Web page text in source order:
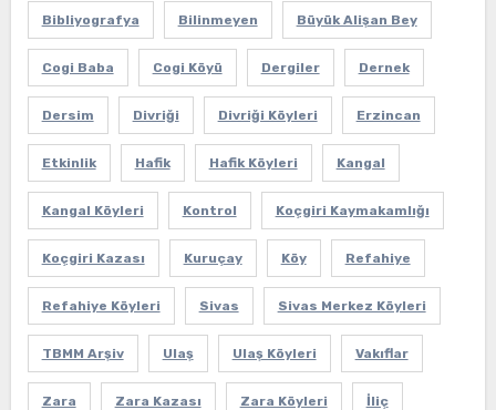
Bibliyografya Bilinmeyen Büyük Alişan Bey
Cogi Baba Cogi Köyü Dergiler Dernek
Dersim Divriği Divriği Köyleri Erzincan
Etkinlik Hafik Hafik Köyleri Kangal
Kangal Köyleri Kontrol Koçgiri Kaymakamlığı
Koçgiri Kazası Kuruçay Köy Refahiye
Refahiye Köyleri Sivas Sivas Merkez Köyleri
TBMM Arşiv Ulaş Ulaş Köyleri Vakıflar
Zara Zara Kazası Zara Köyleri İliç